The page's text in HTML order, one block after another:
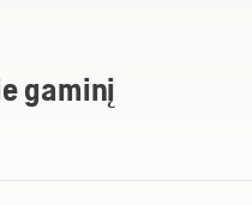
gaminį